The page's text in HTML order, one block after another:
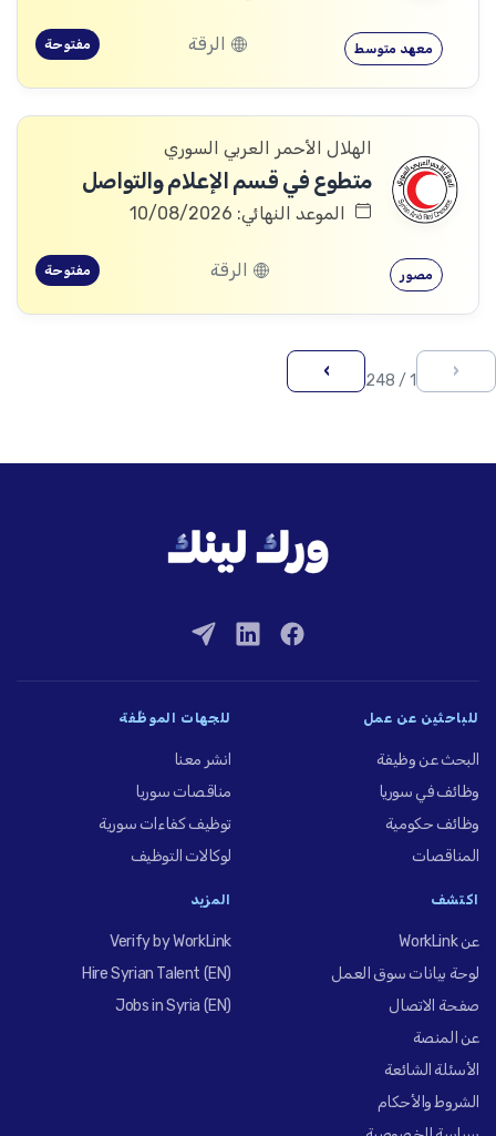
معهد متوسط الرقة مفتوحة
الهلال الأحمر العربي السوري
متطوع في قسم الإعلام والتواصل
الموعد النهائي: 10/08/2026
مصور الرقة مفتوحة
‹
1 / 248
›
للباحثين عن عمل
البحث عن وظيفة
وظائف في سوريا
وظائف حكومية
المناقصات
للجهات الموظِّفة
انشر معنا
مناقصات سوريا
توظيف كفاءات سورية
لوكالات التوظيف
اكتشف
عن WorkLink
لوحة بيانات سوق العمل
صفحة الاتصال
عن المنصة
الأسئلة الشائعة
الشروط والأحكام
المزيد
Verify by WorkLink
Hire Syrian Talent (EN)
Jobs in Syria (EN)